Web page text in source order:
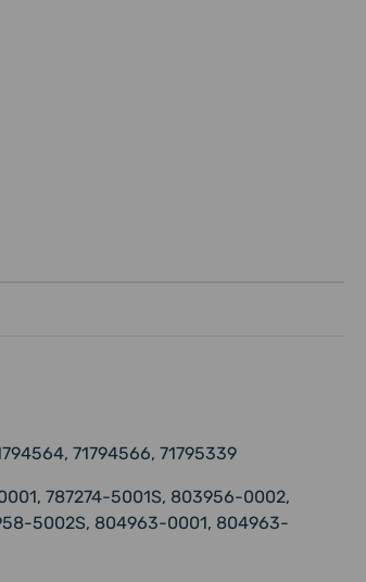
71794566, 71795339
787274-5001S, 803956-0002,
5002S, 804963-0001, 804963-